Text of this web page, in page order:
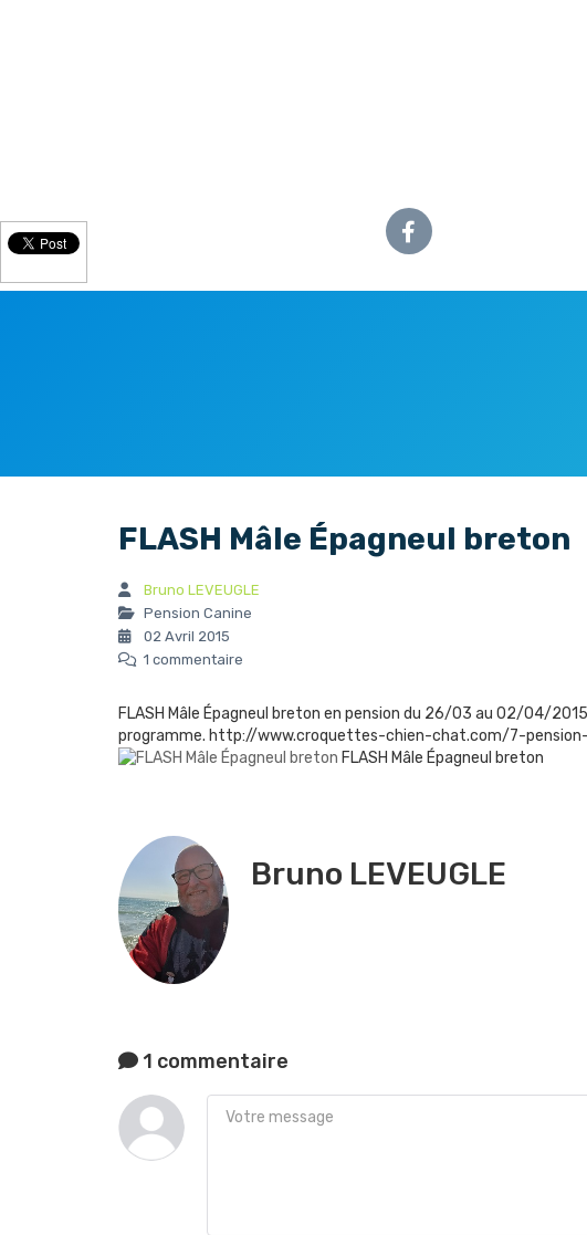
FLASH Mâle Épagneul breton
Bruno LEVEUGLE
Pension Canine
02 Avril 2015
1 commentaire
FLASH Mâle Épagneul breton en pension du 26/03 au 02/04/
programme. http://www.croquettes-chien-chat.com/7-
FLASH Mâle Épagneul breton
Bruno LEVEUGLE
1 commentaire